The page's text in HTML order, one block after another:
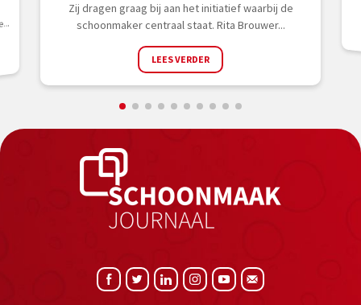
Zij dragen graag bij aan het initiatief waarbij de
schoonmaker centraal staat. Rita Brouwer...
LEES VERDER